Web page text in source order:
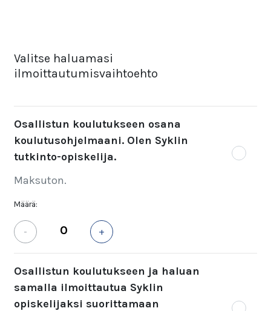
Valitse haluamasi
ilmoittautumisvaihtoehto
Osallistun koulutukseen osana
koulutusohjelmaani. Olen Syklin
tutkinto-opiskelija.
Maksuton.
Määrä:
- +
Osallistun koulutukseen ja haluan
samalla ilmoittautua Syklin
opiskelijaksi suorittamaan